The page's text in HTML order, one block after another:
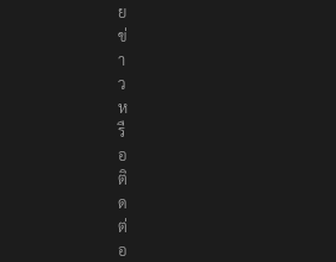
ย
ข่
า
ว
ห
รื
อ
ติ
ด
ต่
อ